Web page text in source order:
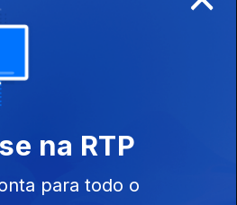
na RTP
para todo o